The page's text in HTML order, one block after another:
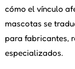
cómo el vínculo
mascotas se
para fabricantes,
especializados.